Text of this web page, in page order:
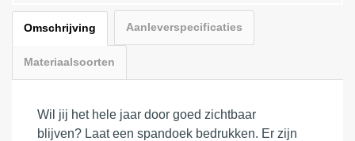
Omschrijving Aanleverspecificaties
Materiaalsoorten
Wil jij het hele jaar door goed zichtbaar
blijven? Laat een spandoek bedrukken. Er zijn